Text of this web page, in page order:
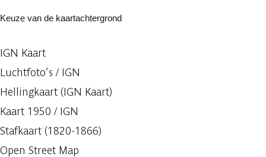
Keuze van de kaartachtergrond
IGN Kaart
Luchtfoto’s / IGN
Hellingkaart (IGN Kaart)
Kaart 1950 / IGN
Stafkaart (1820-1866)
Open Street Map